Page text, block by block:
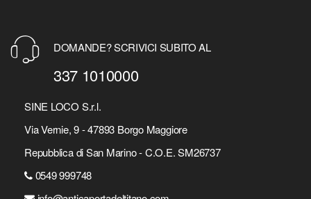
DOMANDE? SCRIVICI SUBITO AL
337 1010000
SINE LOCO S.r.l.
Via Vernie, 9 - 47893 Borgo Maggiore
Repubblica di San Marino - C.O.E. SM26737
0549 999748